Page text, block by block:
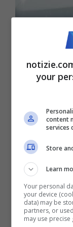
mensile il
così i
acquisti,
acquisti
Quali sono?
your
content
services
Store
Learn
Your personal
your device
data) may be
partners, or
may use